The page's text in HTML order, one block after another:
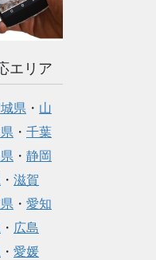
エリア
県 ・ 山
・ 千葉
・ 静岡
・ 滋賀
・ 愛知
・ 広島
・ 愛媛